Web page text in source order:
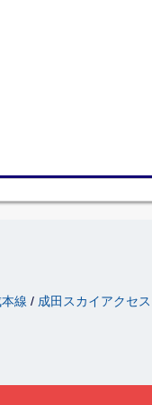
線 成田スカイアクセス